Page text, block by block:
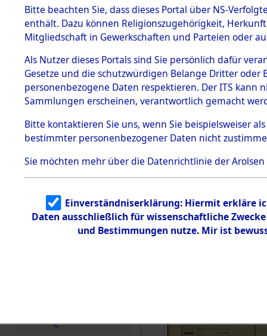
BESTÄNDE
1.
mente
5. Verschiedenes
5.3
Todesmärsche
5.3.1 Alliierte
Erhebungen
zu
Todesmärsch
en
5.3.2
Identifizierun
g
5.3.3
Todesmärsch
e
Dead -
Branch -
0091
Bitte beachten Sie, dass dieses Portal über NS-
enthält. Dazu können Religionszugehörigkeit,
Mitgliedschaft in Gewerkschaften und Parteien oder
Als Nutzer dieses Portals sind Sie persönlich dafür
Gesetze und die schutzwürdigen Belange Dritter
personenbezogene Daten respektieren. Der ITS
Sammlungen erscheinen, verantwortlich gemacht
Bitte kontaktieren Sie uns, wenn Sie beispielsweiser
bestimmter personenbezogener Daten nicht
Sie möchten mehr über die Datenrichtlinie der Arolsen
Einverständniserklärung: Hiermit erkläre
Daten ausschließlich für wissenschaftliche
und Bestimmungen nutze. Mir ist